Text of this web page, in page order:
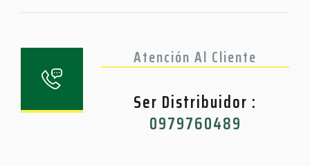
Atención Al Cliente
Ser Distribuidor :
0979760489